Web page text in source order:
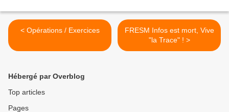
< Opérations / Exercices
FRESM Infos est mort, Vive
"la Trace" ! >
Hébergé par Overblog
Top articles
Pages